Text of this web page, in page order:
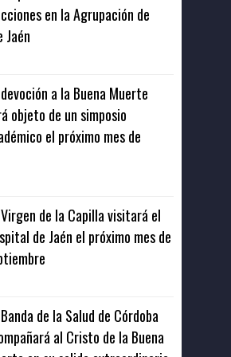
en la Agrupación de
Jaén
a la Buena Muerte
objeto de un simposio
el próximo mes de
de la Capilla visitará el
de Jaén el próximo mes de
de la Salud de Córdoba
al Cristo de la Buena